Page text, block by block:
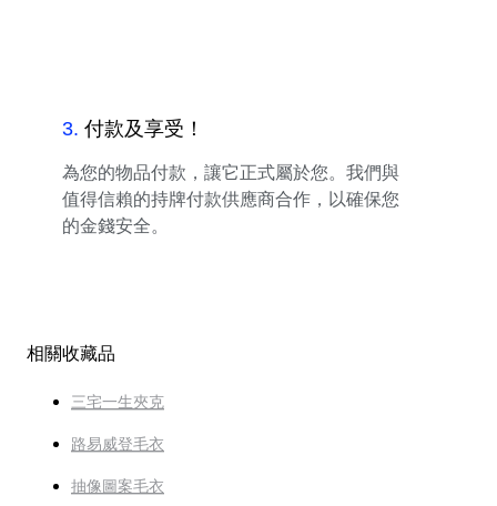
3. 付款及享受！
為您的物品付款，讓它正式屬於您。我們與
值得信賴的持牌付款供應商合作，以確保您
的金錢安全。
相關收藏品
三宅一生夾克
路易威登毛衣
抽像圖案毛衣